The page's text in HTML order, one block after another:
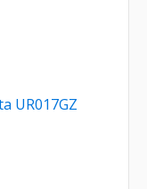
UR017GZ